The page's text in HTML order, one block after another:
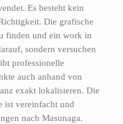
Es besteht kein
Die grafische
finden und ein work in
sondern versuchen
professionelle
auch anhand von
exakt lokalisieren. Die
ist vereinfacht und
nach Masunaga.